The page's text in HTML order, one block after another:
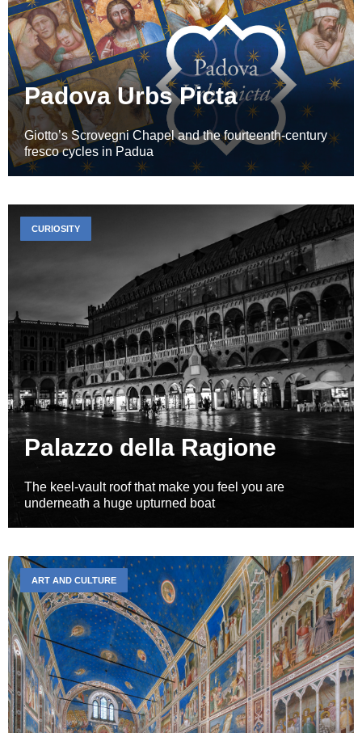
Padova Urbs Picta
Giotto’s Scrovegni Chapel and the fourteenth-century
fresco cycles in Padua
Palazzo della Ragione
The keel-vault roof that make you feel you are
underneath a huge upturned boat
CURIOSITY
ART AND CULTURE